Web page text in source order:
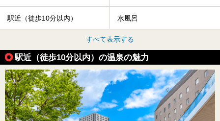
駅近（徒歩10分以内） 水風呂
すべて表示する
駅近（徒歩10分以内）の温泉の魅力